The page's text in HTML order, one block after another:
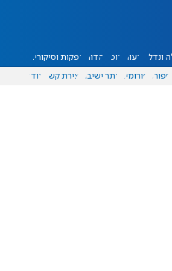
ונדל"ן דעות אוכל יהדות הפקות וסיקורים
ספורט פורומים אתר ישיבה יצירת קשר עוד